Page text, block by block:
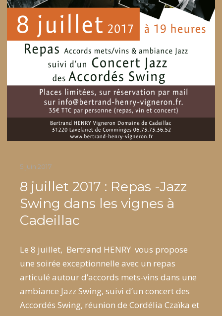
5 juin 2017
8 juillet 2017 : Repas -Jazz
Swing dans les vignes à
Cadeillac
Le 8 juillet, Bertrand HENRY vous propose
une soirée exceptionnelle avec un repas
articulé autour d’accords mets-vins dans une
ambiance Jazz Swing, suivi d’un concert des
Accordés Swing, réunion de Cordélia Czaïka et